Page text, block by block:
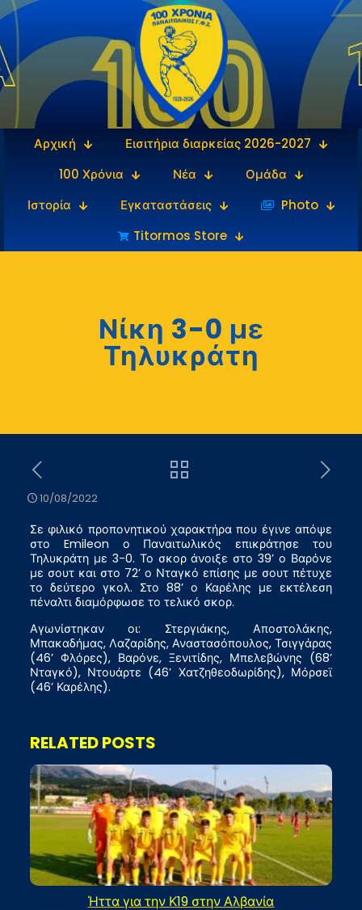
Αρχική
Εισιτήρια διαρκείας 2026-2027
100 Χρόνια
Νέα
Ομάδα
Ιστορία
Εγκαταστάσεις
‎‏‏‎ ‎Photo
Titormos Store
Νίκη 3-0 με
Τηλυκράτη
10/08/2022
Σε φιλικό προπονητικού χαρακτήρα που έγινε απόψε
στο Emileon ο Παναιτωλικός επικράτησε του
Τηλυκράτη με 3-0. Το σκορ άνοιξε στο 39’ ο Βαρόνε
με σουτ και στο 72’ ο Νταγκό επίσης με σουτ πέτυχε
το δεύτερο γκολ. Στο 88’ ο Καρέλης με εκτέλεση
πέναλτι διαμόρφωσε το τελικό σκορ.
Αγωνίστηκαν οι: Στεργιάκης, Αποστολάκης,
Μπακαδήμας, Λαζαρίδης, Αναστασόπουλος, Τσιγγάρας
(46’ Φλόρες), Βαρόνε, Ξενιτίδης, Μπελεβώνης (68’
Νταγκό), Ντουάρτε (46’ Χατζηθεοδωρίδης), Μόρσεϊ
(46’ Καρέλης).
RELATED POSTS
Ήττα για την Κ19 στην Αλβανία